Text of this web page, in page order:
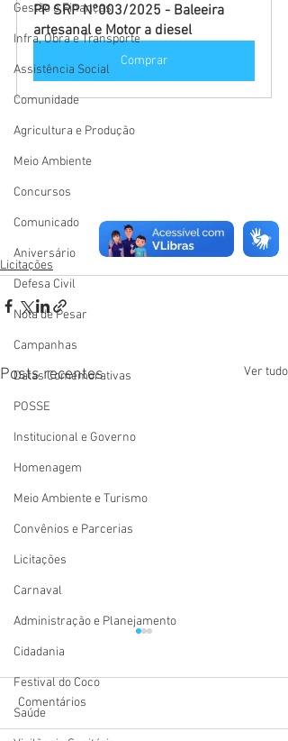
Gestão e Finanças
Infra, Obra e Transporte
Assistência Social
Comunidade
Agricultura e Produção
Meio Ambiente
Concursos
Comunicado
Aniversário
Defesa Civil
Nota de Pesar
Campanhas
Datas Comemorativas
POSSE
Institucional e Governo
Homenagem
Meio Ambiente e Turismo
Convênios e Parcerias
Licitações
Carnaval
Administração e Planejamento
Cidadania
Festival do Coco
Saúde
PP SRP N°003/2025 - Baleeira
artesanal e Motor a diesel
Comprar
Licitações
Posts recentes Ver tudo
Comentários